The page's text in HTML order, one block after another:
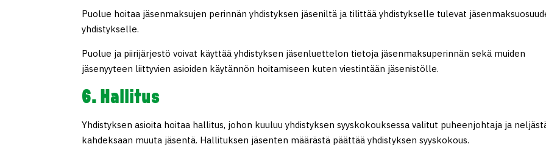
Puolue hoitaa jäsenmaksujen perinnän yhdistyksen jäseniltä ja tilittää yhdistykselle tulevat
yhdistykselle.
Puolue ja piirijärjestö voivat käyttää yhdistyksen jäsenluettelon tietoja jäsenmaksuperinnän sekä muiden
jäsenyyteen liittyvien asioiden käytännön hoitamiseen kuten viestintään jäsenistölle.
6. Hallitus
Yhdistyksen asioita hoitaa hallitus, johon kuuluu yhdistyksen syyskokouksessa valitut puheenjohtaja ja
kahdeksaan muuta jäsentä. Hallituksen jäsenten määrästä päättää yhdistyksen syyskokous.